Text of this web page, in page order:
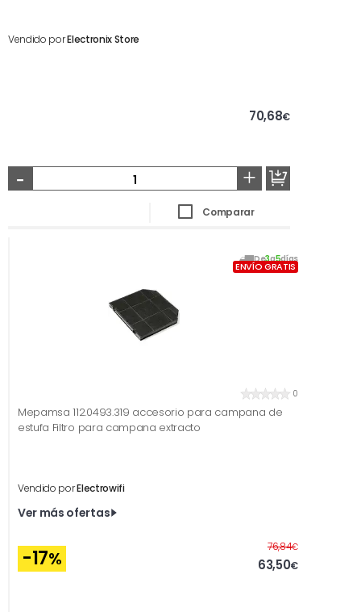
Vendido porElectronix Store
70,68€
- +
Comparar
De3a5días
ENVÍO GRATIS
0
Mepamsa 112.0493.319 accesorio para campana de
estufa Filtro para campana extracto
Vendido porElectrowifi
Ver más ofertas
-17%
76,84€Antes
63,50€